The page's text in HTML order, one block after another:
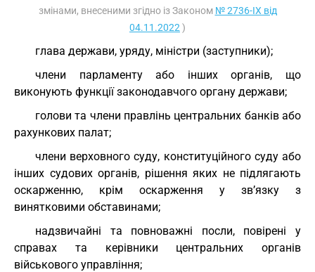
змінами, внесеними згідно із Законом № 2736-IX від
04.11.2022 )
глава держави, уряду, міністри (заступники);
члени парламенту або інших органів, що
виконують функції законодавчого органу держави;
голови та члени правлінь центральних банків або
рахункових палат;
члени верховного суду, конституційного суду або
інших судових органів, рішення яких не підлягають
оскарженню, крім оскарження у зв’язку з
винятковими обставинами;
надзвичайні та повноважні посли, повірені у
справах та керівники центральних органів
військового управління;